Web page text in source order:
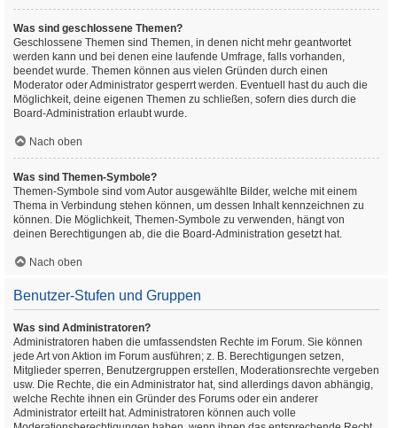
Was sind geschlossene Themen?
Geschlossene Themen sind Themen, in denen nicht mehr geantwortet
werden kann und bei denen eine laufende Umfrage, falls vorhanden,
beendet wurde. Themen können aus vielen Gründen durch einen
Moderator oder Administrator gesperrt werden. Eventuell hast du auch die
Möglichkeit, deine eigenen Themen zu schließen, sofern dies durch die
Board-Administration erlaubt wurde.
Nach oben
Was sind Themen-Symbole?
Themen-Symbole sind vom Autor ausgewählte Bilder, welche mit einem
Thema in Verbindung stehen können, um dessen Inhalt kennzeichnen zu
können. Die Möglichkeit, Themen-Symbole zu verwenden, hängt von
deinen Berechtigungen ab, die die Board-Administration gesetzt hat.
Nach oben
Benutzer-Stufen und Gruppen
Was sind Administratoren?
Administratoren haben die umfassendsten Rechte im Forum. Sie können
jede Art von Aktion im Forum ausführen; z. B. Berechtigungen setzen,
Mitglieder sperren, Benutzergruppen erstellen, Moderationsrechte vergeben
usw. Die Rechte, die ein Administrator hat, sind allerdings davon abhängig,
welche Rechte ihnen ein Gründer des Forums oder ein anderer
Administrator erteilt hat. Administratoren können auch volle